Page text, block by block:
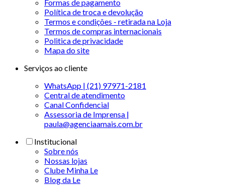
Formas de pagamento
Política de troca e devolução
Termos e condições - retirada na Loja
Termos de compras internacionais
Politica de privacidade
Mapa do site
Serviços ao cliente
WhatsApp | (21) 97971-2181
Central de atendimento
Canal Confidencial
Assessoria de Imprensa |
paula@agenciaamais.com.br
Institucional
Sobre nós
Nossas lojas
Clube Minha Le
Blog da Le